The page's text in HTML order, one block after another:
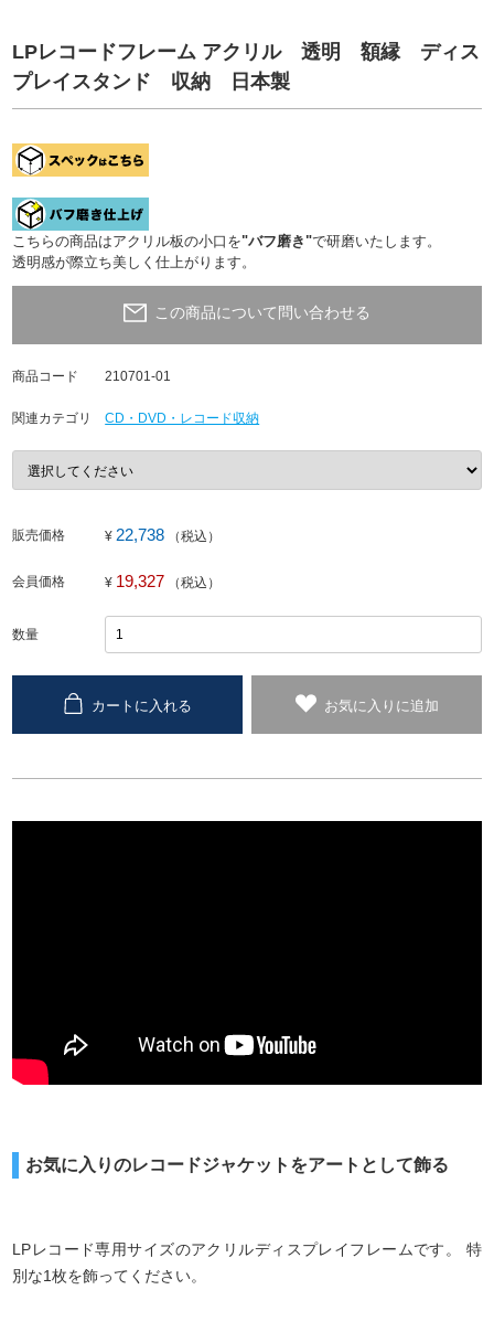
LPレコードフレーム アクリル 透明 額縁 ディス
プレイスタンド 収納 日本製
こちらの商品はアクリル板の小口を"バフ磨き"で研磨いたします。
透明感が際立ち美しく仕上がります。
この商品について問い合わせる
商品コード 210701-01
関連カテゴリ CD・DVD・レコード収納
販売価格 ¥ 22,738 （税込）
会員価格 ¥ 19,327 （税込）
数量
カートに入れる お気に入りに追加
お気に入りのレコードジャケットをアートとして飾る
LPレコード専用サイズのアクリルディスプレイフレームです。 特
別な1枚を飾ってください。